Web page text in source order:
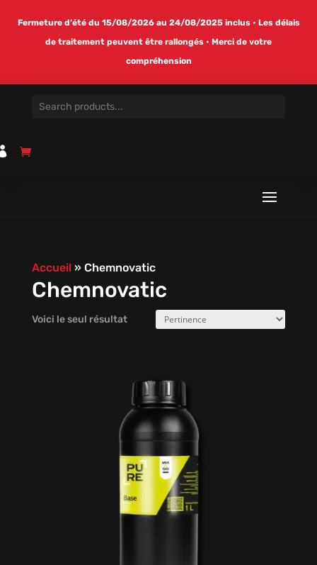
Fermeture d’été du 15/08/2026 au 24/08/2025 inclus • Les délais
de traitement peuvent être rallongés • Merci de votre
compréhension
Accueil» Chemnovatic
Chemnovatic
Voici le seul résultat